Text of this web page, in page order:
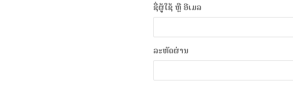
ຊື່ຜູ້ໃຊ້ ຫຼື ອີເມລ
ລະຫັດຜ່ານ